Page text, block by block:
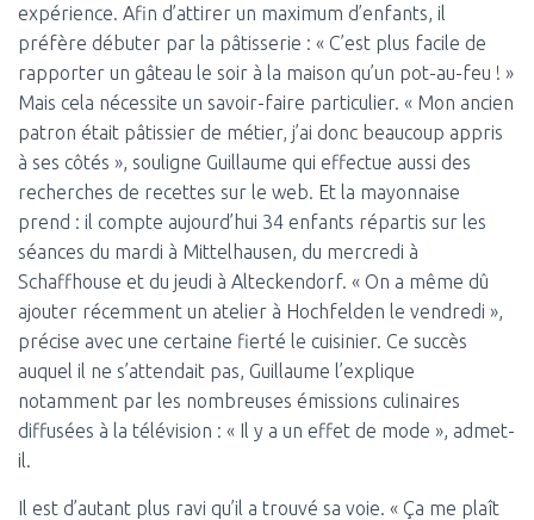
expérience. Afin d’attirer un maximum d’enfants, il
préfère débuter par la pâtisserie : « C’est plus facile de
rapporter un gâteau le soir à la maison qu’un pot-au-feu ! »
Mais cela nécessite un savoir-faire particulier. « Mon ancien
patron était pâtissier de métier, j’ai donc beaucoup appris
à ses côtés », souligne Guillaume qui effectue aussi des
recherches de recettes sur le web. Et la mayonnaise
prend : il compte aujourd’hui 34 enfants répartis sur les
séances du mardi à Mittelhausen, du mercredi à
Schaffhouse et du jeudi à Alteckendorf. « On a même dû
ajouter récemment un atelier à Hochfelden le vendredi »,
précise avec une certaine fierté le cuisinier. Ce succès
auquel il ne s’attendait pas, Guillaume l’explique
notamment par les nombreuses émissions culinaires
diffusées à la télévision : « Il y a un effet de mode », admet-
il.
Il est d’autant plus ravi qu’il a trouvé sa voie. « Ça me plaît